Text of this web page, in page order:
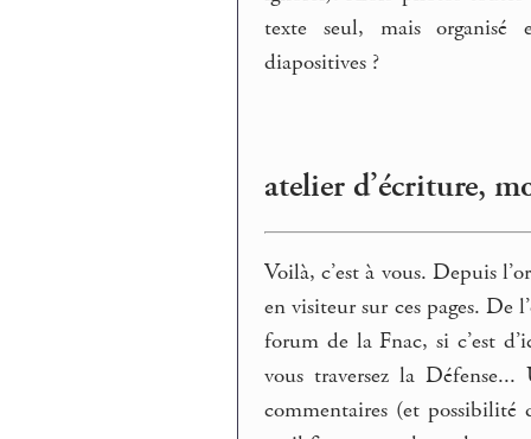
texte seul, mais organisé
diapositives ?
atelier d’écriture,
Voilà, c’est à vous. Depuis
en visiteur sur ces pages.
forum de la Fnac, si c’est
vous traversez la
commentaires (et possibilité